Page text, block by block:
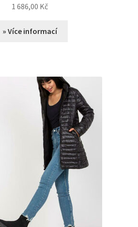
1 686,00 Kč
» Více informací